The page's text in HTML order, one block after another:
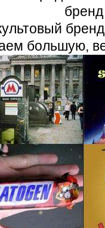
бренд
большую,